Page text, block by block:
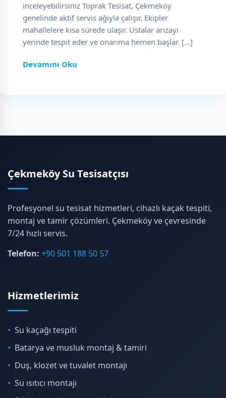
inceleyebilirsiniz Toprak Tesisat, Çekmeköy
genelinde aktif servis ağıyla çalışır. Ekipler
mahallelere kısa sürede ulaşır. Ustalar arızayı
yerinde tespit eder ve onarıma hemen başlar. […]
Devamını Oku
Çekmeköy Su Tesisatçısı
Profesyonel su tesisat hizmetleri, cihazlı kaçak tespiti,
montaj ve tamir çözümleri. Çekmeköy ve çevresinde
7/24 hızlı servis.
Telefon: +90 501 188 50 57
Hizmetlerimiz
Su kaçağı tespiti
Batarya ve musluk montaj & tamiri
Duş, klozet ve tuvalet montajı
Su ısıtıcı montajı